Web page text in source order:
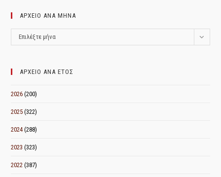
ΑΡΧΕΙΟ ΑΝΑ ΜΗΝΑ
ΑΡΧΕΙΟ
ΑΝΑ
Επιλέξτε μήνα
ΑΡΧΕΙΟ ΑΝΑ ΕΤΟΣ
2026 (200)
2025 (322)
2024 (288)
2023 (323)
2022 (387)